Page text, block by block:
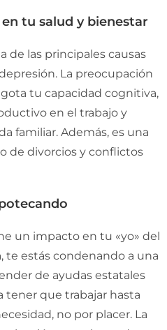
tu salud y bienestar
de las principales causas
La preocupación
tu capacidad cognitiva,
en el trabajo y
familiar. Además, es una
de divorcios y conflictos
un impacto en tu «yo» del
te estás condenando a una
de ayudas estatales
tener que trabajar hasta
no por placer. La